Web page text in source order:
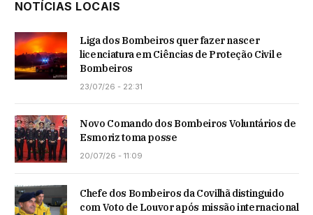
NOTÍCIAS LOCAIS
Liga dos Bombeiros quer fazer nascer
licenciatura em Ciências de Proteção Civil e
Bombeiros
23/07/26 - 22:31
Novo Comando dos Bombeiros Voluntários de
Esmoriz toma posse
20/07/26 - 11:09
Chefe dos Bombeiros da Covilhã distinguido
com Voto de Louvor após missão internacional